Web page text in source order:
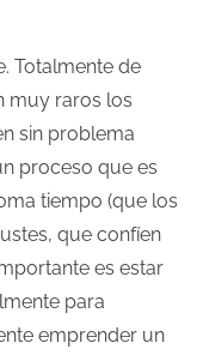
Totalmente de
muy raros los
sin problema
proceso que es
tiempo (que los
que confíen
es estar
para
emprender un